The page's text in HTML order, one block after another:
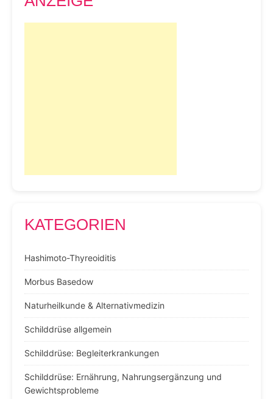
KATEGORIEN
Hashimoto-Thyreoiditis
Morbus Basedow
Naturheilkunde & Alternativmedizin
Schilddrüse allgemein
Schilddrüse: Begleiterkrankungen
Schilddrüse: Ernährung, Nahrungsergänzung und
Gewichtsprobleme